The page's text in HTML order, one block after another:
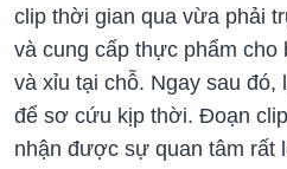
clip thời gian qua vừa phải
và cung cấp thực phẩm
và xỉu tại chỗ. Ngay sau
để sơ cứu kịp thời. Đoạn
nhận được sự quan tâm rất